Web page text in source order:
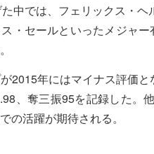
中では、フェリックス・
・セールといったメジャ
2015年にはマイナス評価
、奪三振95を記録した。
の活躍が期待される。